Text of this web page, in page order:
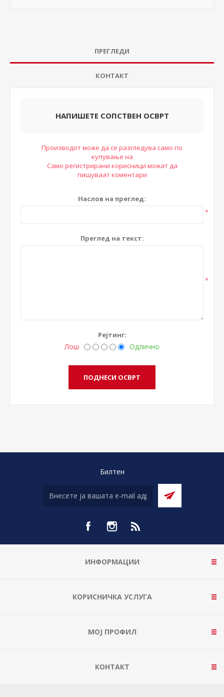
ПРЕГЛЕДИ
КОНТАКТ
НАПИШЕТЕ СОПСТВЕН ОСВРТ
Производот може да се разгледува само по
купување на
Само регистрирани корисници можат да
пишуваат коментари
Наслов на преглед:
*
Преглед на текст:
*
Рејтинг:
Лош Одлично
Билтен
ИНФОРМАЦИИ
КОРИСНИЧКА УСЛУГА
МОЈ ПРОФИЛ
КОНТАКТ